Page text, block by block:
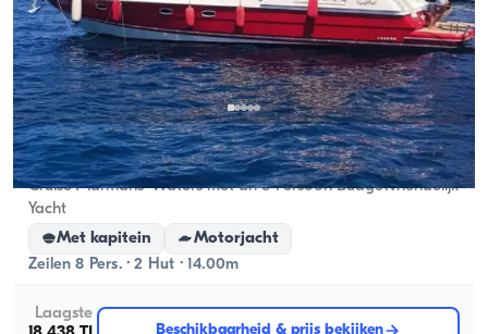
Marmaris, Muğla Nieuwe boot
Cruise Marmaris’ Waters met an 8-Persoon Budgetvriendelijk
Yacht
Met kapitein
Motorjacht
Zeilen 8 Pers. · 2 Hut · 14.00m
Laagste
Beschikbaarheid & prijs bekijken